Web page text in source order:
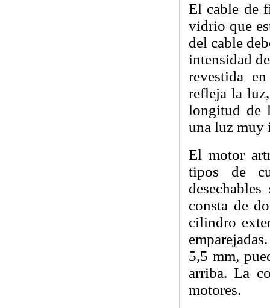
El cable de
vidrio que
del cable
intensidad
revestida
refleja la
longitud de
una luz muy
El motor
tipos de
consta de
cilindro
5,5 mm,
arriba. La
motores.